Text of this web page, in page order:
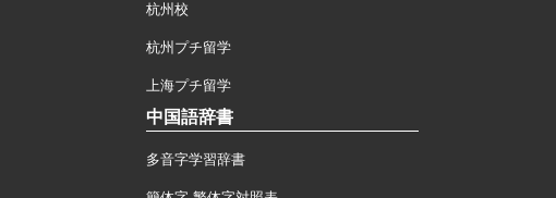
杭州校
杭州プチ留学
上海プチ留学
中国語辞書
多音字学習辞書